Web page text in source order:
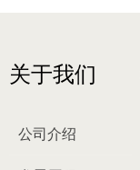
关于我们
公司介绍